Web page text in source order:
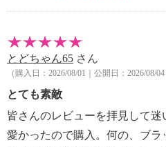
とどちゃん65 さん
（購入日：2026/08/01｜公開日：2026/08/04
とても素敵
皆さんのレビューを拝見して
愛かったので購入。何の、ブラ